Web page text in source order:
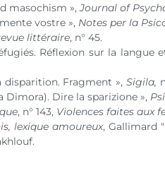
masochism »,Journal of
vostre », Notes per la
littéraire, n° 45.
Réflexion sur la langue
disparition. Fragment »,Sigila,
Dimora). Dire la sparizione »,
, n° 143, Violences faites aux
lexique amoureux, Gallimard